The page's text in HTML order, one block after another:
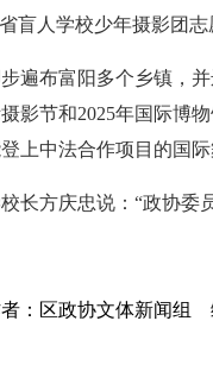
盲人学校少年摄影团
遍布富阳多个乡镇，
影节和2025年国际博
上中法合作项目的国际
长方庆忠说：“政协
：区政协文体新闻组